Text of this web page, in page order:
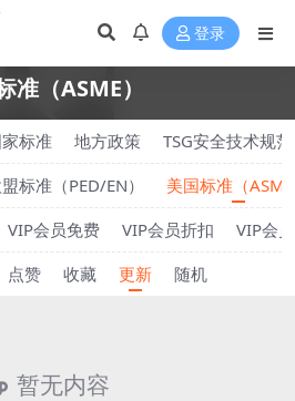
登录
准（ASME）
标准 地方政策
TSG安全技术规范
标准（PED/EN）
美国标准（
VIP会员免费 VIP会员折扣
VIP会
点赞 收藏 更新 随机
暂无内容